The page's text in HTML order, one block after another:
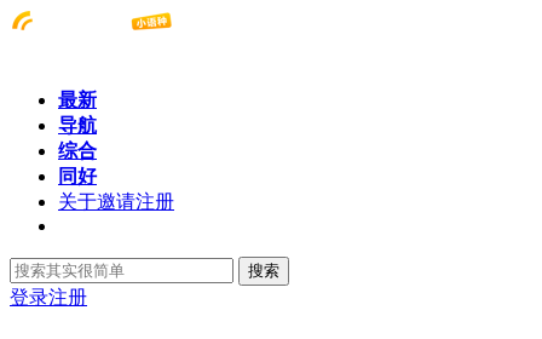
最新
导航
综合
同好
关于邀请注册
搜索
登录注册